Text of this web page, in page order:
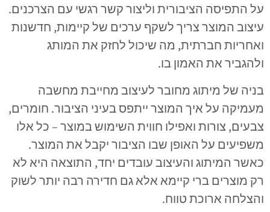
על התפיסה הציבורית וליצור קשר רגשי עם הצרכנים.
עיצוב המוצר צריך לשקף ערכים של קיימות, חדשנות
ואחריות חברתית, מה שיכול לחזק את המותג
ולהגביר את האמון בו.
בניה של מיתוג מחובר לעיצוב מחייבת מחשבה
מעמיקה על איך המוצר ייתפס בעיני הציבור. חומרים,
צבעים, צורות ואפילו חווית השימוש במוצר – כל אלו
משפיעים על האופן שבו הציבור יקבל את המוצר.
כאשר המיתוג והעיצוב עובדים יחד, התוצאה היא לא
רק מוצרים ברי קיימא אלא גם חדירה רבה יותר לשוק
והצלחה ארוכת טווח.